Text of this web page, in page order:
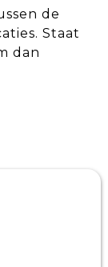
de
Staat
dan